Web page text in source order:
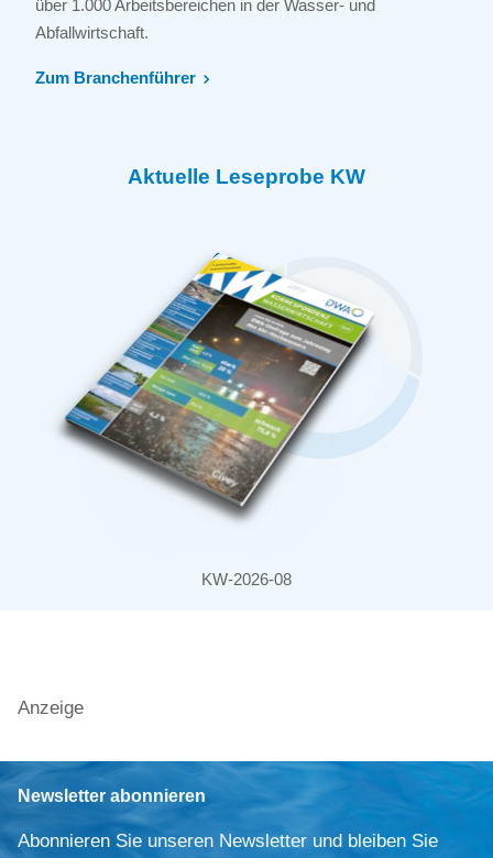
über 1.000 Arbeitsbereichen in der Wasser- und
Abfallwirtschaft.
Zum Branchenführer
Aktuelle Leseprobe KW
KW-2026-08
Anzeige
Newsletter abonnieren
Abonnieren Sie unseren Newsletter und bleiben Sie